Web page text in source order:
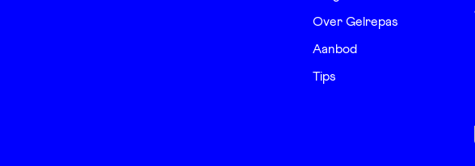
Over Gelrepas
Aanbod
Tips